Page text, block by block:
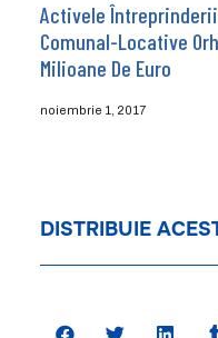
Activele
Comunal-Locative
Milioane De Euro
noiembrie 1, 2017
DISTRIBUIE